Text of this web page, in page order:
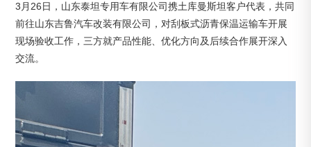
3月26日，山东泰坦专用车有限公司携土库曼斯坦客户代表，共同
前往山东吉鲁汽车改装有限公司，对刮板式沥青保温运输车开展
现场验收工作，三方就产品性能、优化方向及后续合作展开深入
交流。